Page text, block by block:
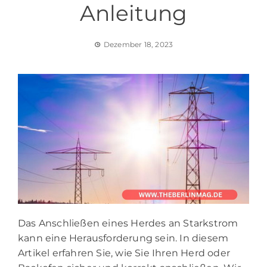
Anleitung
Dezember 18, 2023
Das Anschließen eines Herdes an Starkstrom
kann eine Herausforderung sein. In diesem
Artikel erfahren Sie, wie Sie Ihren Herd oder